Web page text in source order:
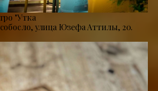
"Утка
улица Юзефа Аттилы, 20.